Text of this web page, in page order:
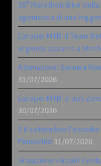
35ª Marathon Bike
agonistica di una
Europei MTB: il Team
argento azzurro a
Attenzione: Samara
31/07/2026
Europei MTB: a Juri
30/07/2026
Il 6 settembre
Pinocchio 31/07/2026
Situazione circuiti